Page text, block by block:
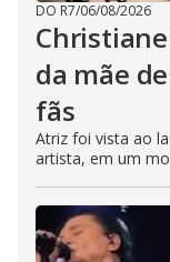
DO R7/06/08/2026
da mãe
fãs
Atriz foi vista ao
artista, em um